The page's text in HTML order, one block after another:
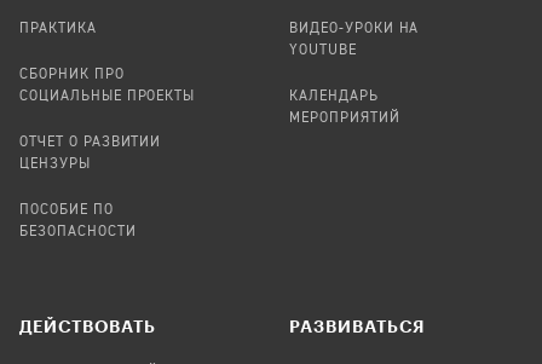
ПРАКТИКА
СБОРНИК ПРО
СОЦИАЛЬНЫЕ ПРОЕКТЫ
ОТЧЕТ О РАЗВИТИИ
ЦЕНЗУРЫ
ПОСОБИЕ ПО
БЕЗОПАСНОСТИ
ВИДЕО-УРОКИ НА
YOUTUBE
КАЛЕНДАРЬ
МЕРОПРИЯТИЙ
ДЕЙСТВОВАТЬ РАЗВИВАТЬСЯ